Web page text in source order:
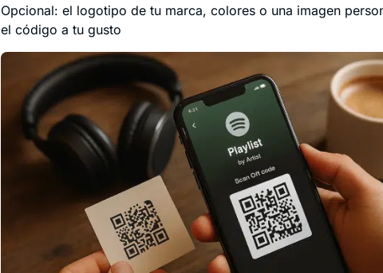
Opcional: el logotipo de tu marca, colores o una imagen
el código a tu gusto